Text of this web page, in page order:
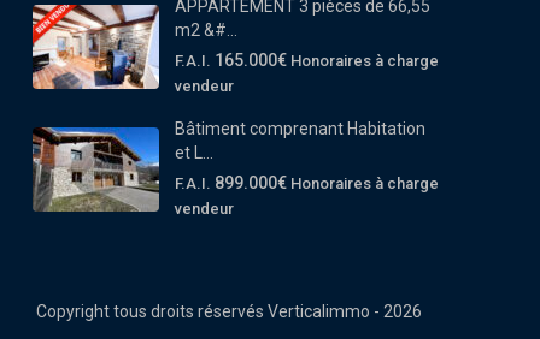
APPARTEMENT 3 pièces de 66,55
m2 &#...
F.A.I. 165.000€ Honoraires à charge
vendeur
Bâtiment comprenant Habitation
et L...
F.A.I. 899.000€ Honoraires à charge
vendeur
Copyright tous droits réservés Verticalimmo - 2026